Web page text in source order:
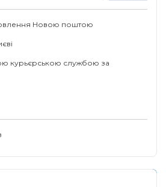
щоб уникнути
приватними зонами.
сигналізація:
за допомогою звукової та
яка привертає увагу.
мікрофона та динаміка
microSD ємністю до 512
Новою поштою
курьєрською службою за